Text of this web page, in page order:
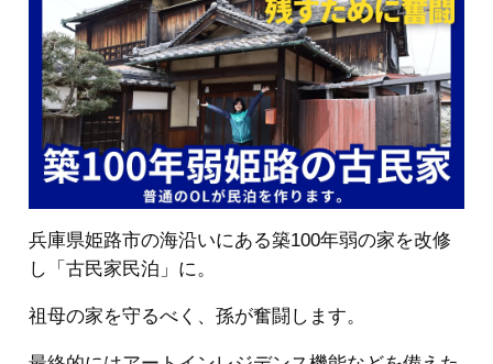
兵庫県姫路市の海沿いにある築100年弱の家を改修
し「古民家民泊」に。
祖母の家を守るべく、孫が奮闘します。